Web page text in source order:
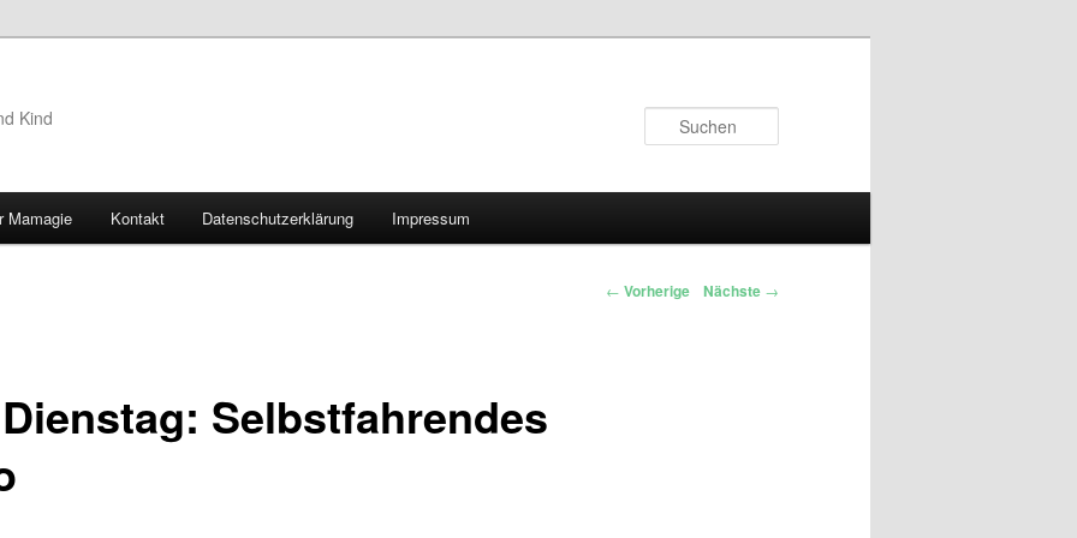
Kind
Mamagie Kontakt Datenschutzerklärung Impressum
← Vorherige Nächste →
Selbstfahrendes